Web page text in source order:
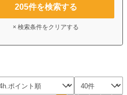
205件を検索する
× 検索条件をクリアする